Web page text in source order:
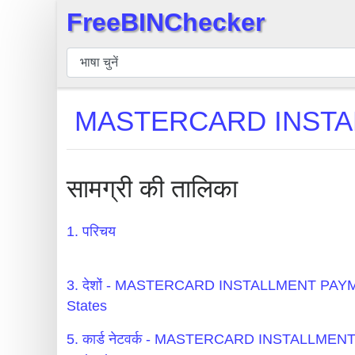
बिन
चेकर
खोजें
बिन
बिन
एपीआई
Generator
BIN
v2
FreeBINChecker
MASTERCARD
सामग्री की तालिका
1. परिचय
3. देशों - MASTERCARD INSTALLMENT
States
5. कार्ड नेटवर्क - MASTERCARD